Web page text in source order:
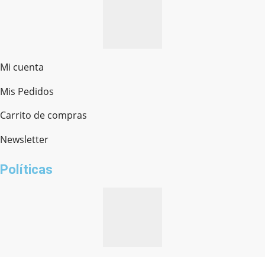
Mi cuenta
Mis Pedidos
Carrito de compras
Newsletter
Políticas